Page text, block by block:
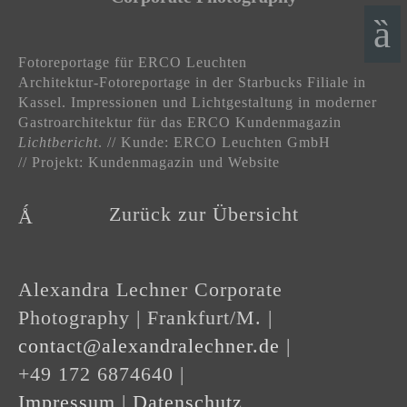
Fotoreportage für ERCO Leuchten
Architektur-Fotoreportage in der Starbucks Filiale in
Kassel. Impressionen und Lichtgestaltung in moderner
Gastroarchitektur für das ERCO Kundenmagazin
Lichtbericht. // Kunde: ERCO Leuchten GmbH
// Projekt: Kundenmagazin und Website
Zurück zur Übersicht
Alexandra Lechner Corporate
Photography | Frankfurt/M. |
contact@alexandralechner.de |
+49 172 6874640 |
Impressum | Datenschutz